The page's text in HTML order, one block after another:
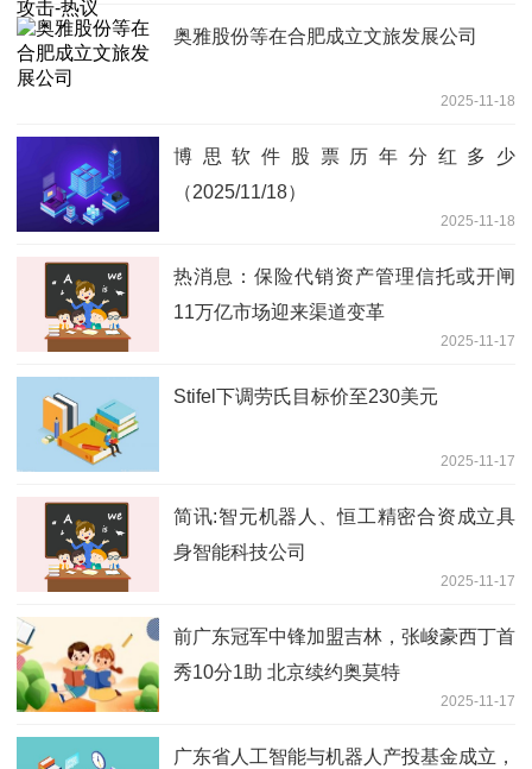
奥雅股份等在合肥成立文旅发展公司
2025-11-18
博思软件股票历年分红多少
（2025/11/18）
2025-11-18
热消息：保险代销资产管理信托或开闸
11万亿市场迎来渠道变革
2025-11-17
Stifel下调劳氏目标价至230美元
2025-11-17
简讯:智元机器人、恒工精密合资成立具
身智能科技公司
2025-11-17
前广东冠军中锋加盟吉林，张峻豪西丁首
秀10分1助 北京续约奥莫特
2025-11-17
广东省人工智能与机器人产投基金成立，